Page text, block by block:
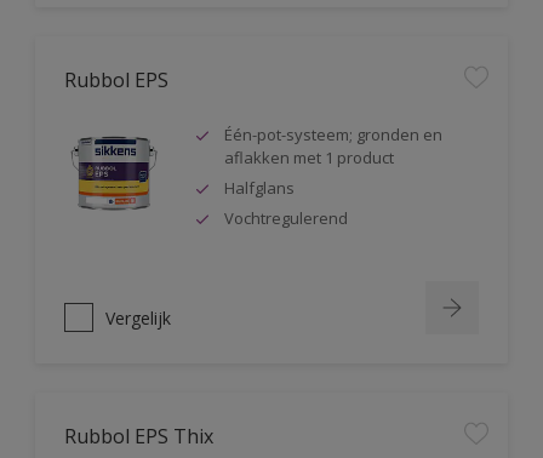
Rubbol EPS
Één-pot-systeem; gronden en
aflakken met 1 product
Halfglans
Vochtregulerend
Vergelijk
Rubbol EPS Thix